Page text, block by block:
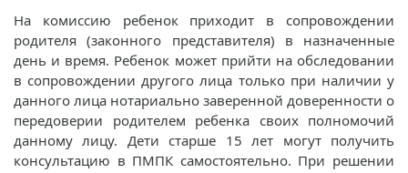
На комиссию ребенок приходит в сопровождении
родителя (законного представителя) в назначенные
день и время. Ребенок может прийти на обследовании
в сопровождении другого лица только при наличии у
данного лица нотариально заверенной доверенности о
передоверии родителем ребенка своих полномочий
данному лицу. Дети старше 15 лет могут получить
консультацию в ПМПК самостоятельно. При решении